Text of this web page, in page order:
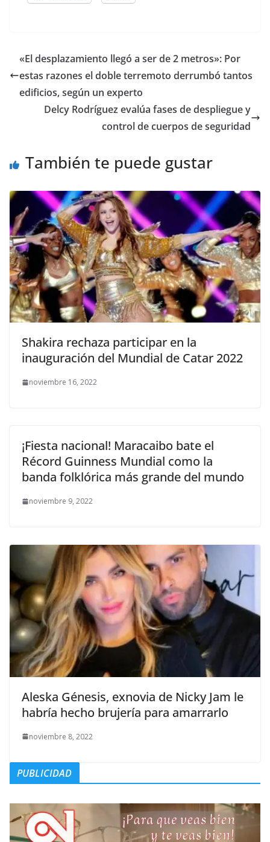
«El desplazamiento llegó a ser de 2 metros»: Por
estas razones el doble terremoto derrumbó tantos
edificios, según un experto
Delcy Rodríguez evalúa fases de despliegue y
control de cuerpos de seguridad
También te puede gustar
Shakira rechaza participar en la
inauguración del Mundial de Catar 2022
noviembre 16, 2022
¡Fiesta nacional! Maracaibo bate el
Récord Guinness Mundial como la
banda folklórica más grande del mundo
noviembre 9, 2022
Aleska Génesis, exnovia de Nicky Jam le
habría hecho brujería para amarrarlo
noviembre 8, 2022
PUBLICIDAD